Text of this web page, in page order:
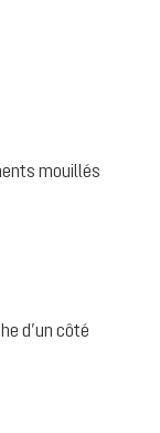
mouillés
d’un côté